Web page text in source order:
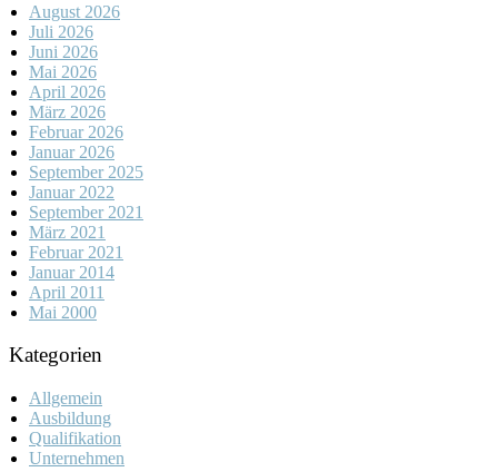
August 2026
Juli 2026
Juni 2026
Mai 2026
April 2026
März 2026
Februar 2026
Januar 2026
September 2025
Januar 2022
September 2021
März 2021
Februar 2021
Januar 2014
April 2011
Mai 2000
Kategorien
Allgemein
Ausbildung
Qualifikation
Unternehmen